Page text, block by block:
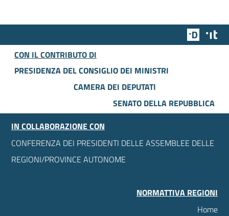
Team
CON IL CONTRIBUTO DI
PRESIDENZA DEL CONSIGLIO DEI MINISTRI
CAMERA DEI DEPUTATI
SENATO DELLA REPUBBLICA
IN COLLABORAZIONE CON
CONFERENZA DEI PRESIDENTI DELLE ASSEMBLEE DELLE
REGIONI/PROVINCE AUTONOME
NORMATTIVA REGIONI
Home